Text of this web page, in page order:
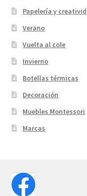
Papelería y
Verano
Vuelta al cole
Invierno
Botellas térmicas
Decoración
Muebles Montessori
Marcas